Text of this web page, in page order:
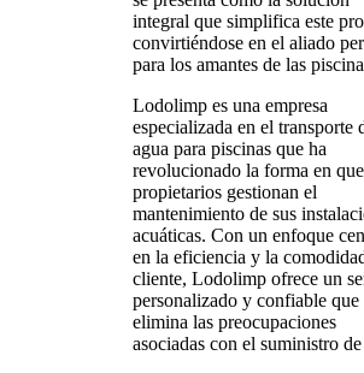
integral que simplifica este
convirtiéndose en el aliado
para los amantes de las
Lodolimp es una empresa
especializada en el transporte
agua para piscinas que ha
revolucionado la forma en
propietarios gestionan el
mantenimiento de sus
acuáticas. Con un enfoque
en la eficiencia y la
cliente, Lodolimp ofrece un
personalizado y confiable que
elimina las preocupaciones
asociadas con el suministro